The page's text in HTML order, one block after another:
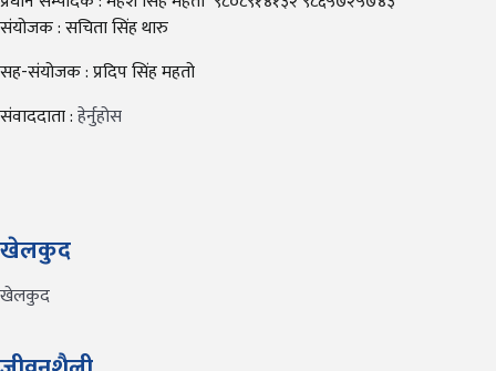
संयोजक : सचिता सिंह थारु
सह-संयोजक : प्रदिप सिंह महतो
संवाददाता :हेर्नुहोस
खेलकुद
खेलकुद